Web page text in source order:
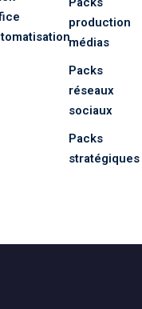
production
médias
Packs
réseaux
sociaux
Packs
stratégiques